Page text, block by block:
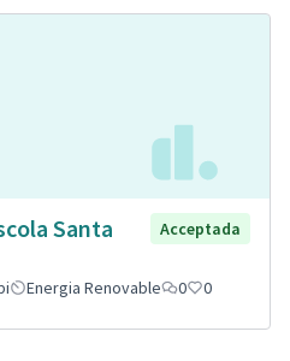
Santa
Acceptada
Energia Renovable 0 0